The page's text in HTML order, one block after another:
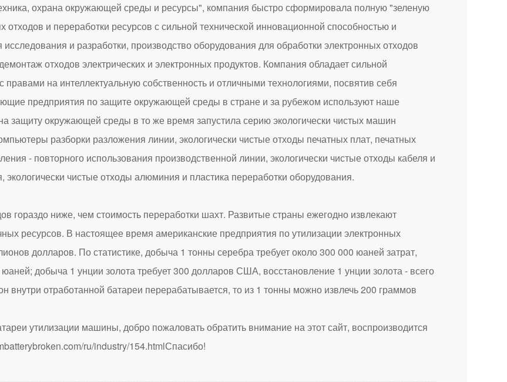
охрана окружающей среды и ресурсы", компания быстро сформировала полную "зеленую
и переработки ресурсов с сильной технической инновационной способностью и
и разработки, производство оборудования для обработки электронных отходов
отходов электрических и электронных продуктов. Компания обладает сильной
на интеллектуальную собственность и отличными технологиями, посвятив себя
предприятия по защите окружающей среды в стране и за рубежом используют наше
защиту окружающей среды в то же время запустила серию экологически чистых машин
разборки разложения линии, экологически чистые отходы печатных плат, печатных
- повторного использования производственной линии, экологически чистые отходы кабеля и
чистые отходы алюминия и пластика переработки оборудования.
ниже, чем стоимость переработки шахт. Развитые страны ежегодно извлекают
ресурсов. В настоящее время американские предприятия по утилизации электронных
долларов. По статистике, добыча 1 тонны серебра требует около 300 000 юаней затрат,
добыча 1 унции золота требует 300 долларов США, восстановление 1 унции золота - всего
отработанной батареи перерабатывается, то из 1 тонны можно извлечь 200 граммов
утилизации машины, добро пожаловать обратить внимание на этот сайт, воспроизводится
ru/industry/154.htmlСпасибо!